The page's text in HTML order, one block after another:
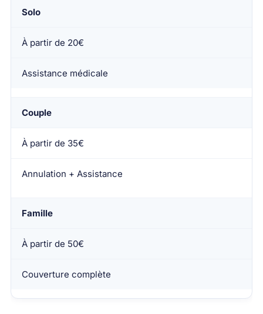
Solo
À partir de 20€
Assistance médicale
Couple
À partir de 35€
Annulation + Assistance
Famille
À partir de 50€
Couverture complète